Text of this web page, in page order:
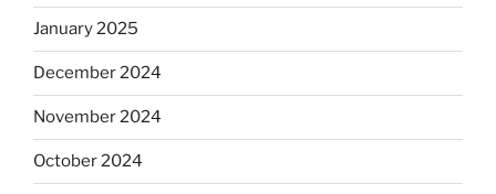
January 2025
December 2024
November 2024
October 2024